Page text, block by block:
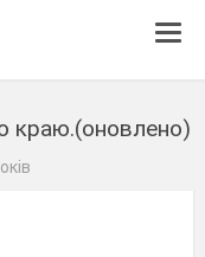
краю.(оновлено)